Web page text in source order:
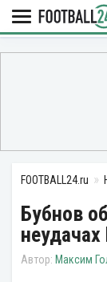
FOOTBALL24.ru
Бубнов
Максим